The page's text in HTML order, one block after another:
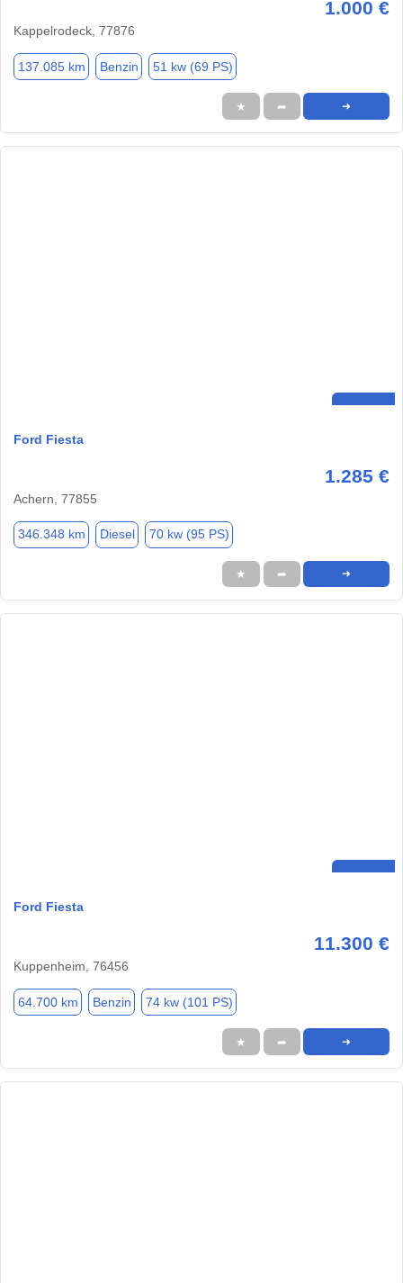
1.000 €
Kappelrodeck, 77876
137.085 km Benzin 51 kw (69 PS)
★ ➦ ➜
Ford Fiesta
1.285 €
Achern, 77855
346.348 km Diesel 70 kw (95 PS)
★ ➦ ➜
Ford Fiesta
11.300 €
Kuppenheim, 76456
64.700 km Benzin 74 kw (101 PS)
★ ➦ ➜